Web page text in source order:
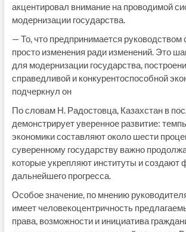
акцентировал внимание на проводимой
модернизации государства.
— То, что предпринимается руководством
просто изменения ради изменений. Это
для модернизации государства,
справедливой и конкурентоспособной
подчеркнул он
По словам Н. Радостовца, Казахстан в
демонстрирует уверенное развитие:
экономики составляют около шести
суверенному государству важно
которые укрепляют институты и создают
дальнейшего прогресса.
Особое значение, по мнению
имеет человекоцентричность
права, возможности и инициатива